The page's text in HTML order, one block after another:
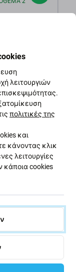
Αποστολές και
Apple
ή γυαλί αφής
το μέρος
σας
λειτουργιών
πολιτικές της
και
κάνοντας κλικ
λειτουργίες
κάποια cookies